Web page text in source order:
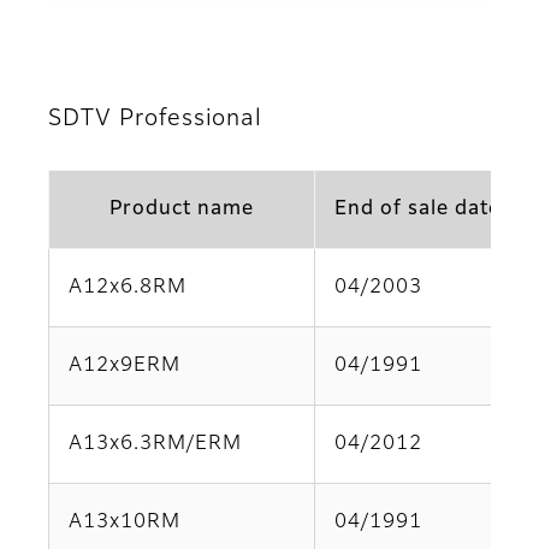
SDTV Professional
Product name End of sale date
A12x6.8RM 04/2003
A12x9ERM 04/1991
A13x6.3RM/ERM 04/2012
A13x10RM 04/1991